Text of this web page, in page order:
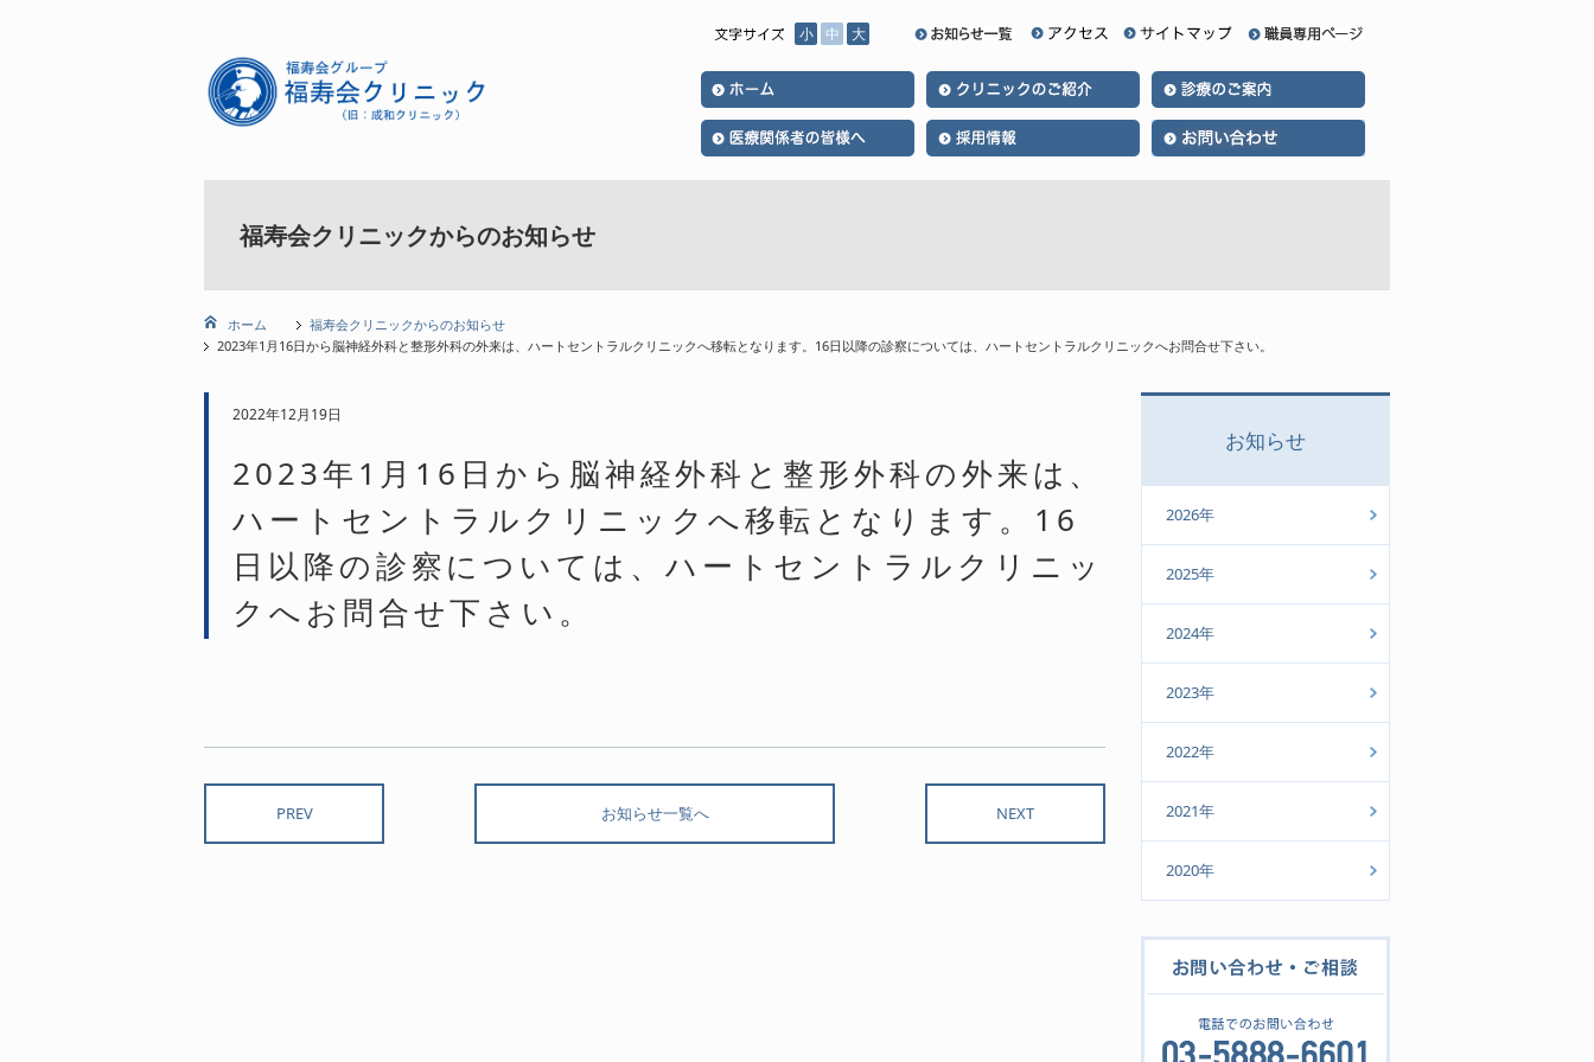
小 中 大
福寿会クリニックからのお知らせ
ホーム
福寿会クリニックからのお知らせ
2023年1月16日から脳神経外科と整形外科の外来は、ハートセントラルクリニックへ移転となります。16日以降の診察については、ハートセントラルクリニックへお問合せ下さい。
2022年12月19日
2023年1月16日から脳神経外科と整形外科の外来は、
ハートセントラルクリニックへ移転となります。16
日以降の診察については、ハートセントラルクリニッ
クへお問合せ下さい。
PREV お知らせ一覧へ NEXT
お知らせ
2026年
2025年
2024年
2023年
2022年
2021年
2020年